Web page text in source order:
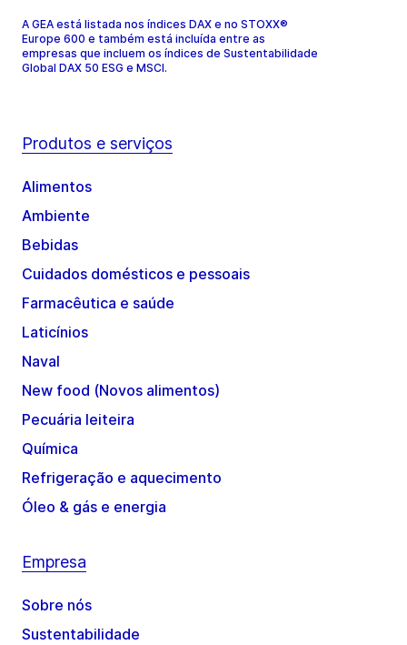
A GEA está listada nos índices DAX e no STOXX®
Europe 600 e também está incluída entre as
empresas que incluem os índices de Sustentabilidade
Global DAX 50 ESG e MSCI.
Produtos e serviços
Alimentos
Ambiente
Bebidas
Cuidados domésticos e pessoais
Farmacêutica e saúde
Laticínios
Naval
New food (Novos alimentos)
Pecuária leiteira
Química
Refrigeração e aquecimento
Óleo & gás e energia
Empresa
Sobre nós
Sustentabilidade